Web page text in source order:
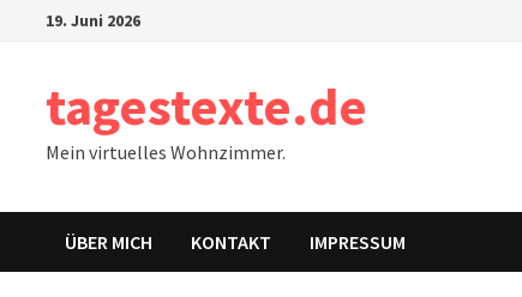
19. Juni 2026
tagestexte.de
Mein virtuelles Wohnzimmer.
ÜBER MICH KONTAKT IMPRESSUM